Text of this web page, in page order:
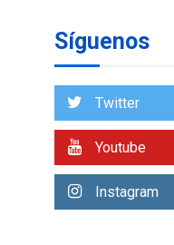
3
4
Síguenos
Twitter
Youtube
Instagram